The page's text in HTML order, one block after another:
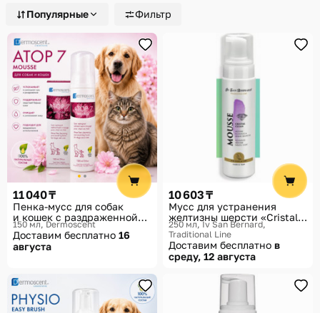
Популярные Фильтр
11 040 ₸
Пенка-мусс для собак
и кошек с раздраженной
и зудящей кожей ATOP 7
150 мл Dermoscent
Доставим бесплатно 16
августа
10 603 ₸
Мусс для устранения
желтизны шерсти «Cristal
Clean»
250 мл Iv San Bernard,
Traditional Line
Доставим бесплатно в
среду, 12 августа
Заказы
Посылки
Алматы
Корзина
Избранное
История просмотров
Помощь
Способы доставки
Способы оплаты